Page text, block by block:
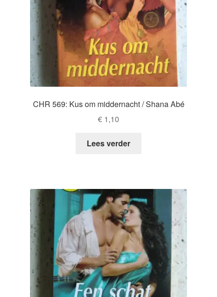
CHR 569: Kus om middernacht / Shana Abé
€ 1,10
Lees verder